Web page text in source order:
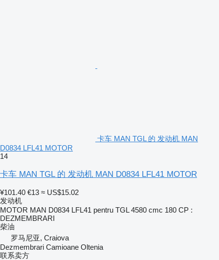
卡车 MAN TGL 的 发动机 MAN
D0834 LFL41 MOTOR
14
卡车 MAN TGL 的 发动机 MAN D0834 LFL41 MOTOR
¥101.40 €13 ≈ US$15.02
发动机
MOTOR MAN D0834 LFL41 pentru TGL 4580 cmc 180 CP :
DEZMEMBRARI
柴油
罗马尼亚, Craiova
Dezmembrari Camioane Oltenia
联系卖方